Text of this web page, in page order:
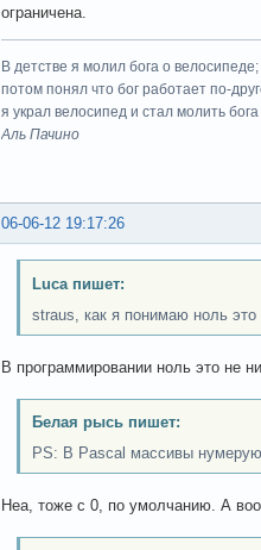
ограничена.
В детстве я молил бога о велосипеде;
потом понял что бог работает по-
я украл велосипед и стал молить бога
Аль Пачино
06-06-12 19:17:26
Luca пишет:
straus, как я понимаю ноль это
В программировании ноль это не
Белая рысь пишет:
PS: В Pascal массивы
Неа, тоже с 0, по умолчанию. А